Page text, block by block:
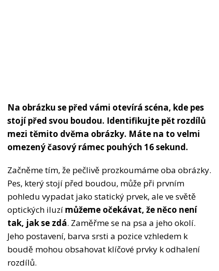
Na obrázku se před vámi otevírá scéna, kde pes
stojí před svou boudou. Identifikujte pět rozdílů
mezi těmito dvěma obrázky. Máte na to velmi
omezený časový rámec pouhých 16 sekund.
Začněme tím, že pečlivě prozkoumáme oba obrázky.
Pes, který stojí před boudou, může při prvním
pohledu vypadat jako statický prvek, ale ve světě
optických iluzí můžeme očekávat, že něco není
tak, jak se zdá. Zaměřme se na psa a jeho okolí.
Jeho postavení, barva srsti a pozice vzhledem k
boudě mohou obsahovat klíčové prvky k odhalení
rozdílů.